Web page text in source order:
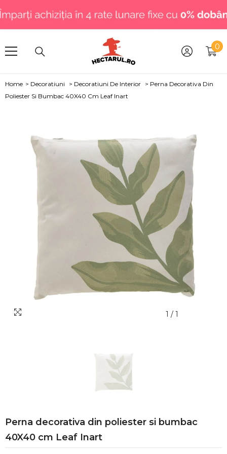
.
00
Home > Decoratiuni > Decoratiuni De Interior > Perna Decorativa Din
Poliester Si Bumbac 40X40 Cm Leaf Inart
1 / 1
Perna decorativa din poliester si bumbac
40X40 cm Leaf Inart